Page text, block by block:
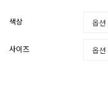
색상
사이즈